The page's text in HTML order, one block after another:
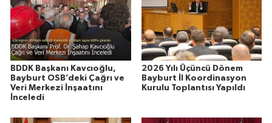
BDDK Başkanı Kavcıoğlu,
Bayburt OSB’deki Çağrı ve
Veri Merkezi İnşaatını
İnceledi
2026 Yılı Üçüncü Dönem
Bayburt İl Koordinasyon
Kurulu Toplantısı Yapıldı